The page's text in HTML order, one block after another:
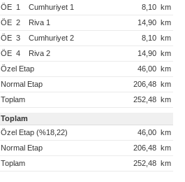
ÖE 1 Cumhuriyet 1 8,10 km
ÖE 2 Riva 1 14,90 km
ÖE 3 Cumhuriyet 2 8,10 km
ÖE 4 Riva 2 14,90 km
Özel Etap
46,00 km
Normal Etap
206,48 km
Toplam
252,48 km
Toplam
Özel Etap (%18,22)
46,00 km
Normal Etap
206,48 km
Toplam
252,48 km